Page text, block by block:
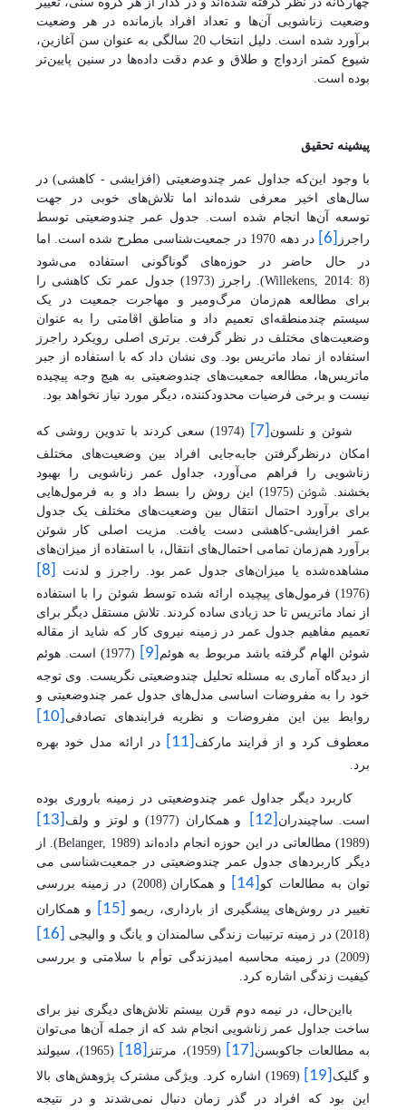
وضعیت زناشویی آن‌ها و تعداد افراد بازمانده در هر وضعیت
برآورد شده‌ است. دلیل انتخاب 20 سالگی به عنوان سن آغازین،
شیوع کمتر ازدواج و طلاق و عدم دقت داده‌ها در سنین پایین‌تر
بوده است.
پیشینه تحقیق
با وجود این‌که جداول عمر چندوضعیتی (افزایشی - کاهشی) در
سال‌های اخیر معرفی شده‌اند اما تلاش‌های خوبی در جهت
توسعه آن‌ها انجام شده است. جدول عمر چندوضعیتی توسط
راجرز
[6] در دهه 1970 در جمعیت
شناسی مطرح شده است. اما
در حال حاضر در حوزه‌های گوناگونی استفاده می‌شود
(
Willekens, 2014: 8
). راجرز
(1973) جدول عمر تک کاهشی را
برای مطالعه هم‌زمان مرگ‌و‌میر و مهاجرت جمعیت در یک
سیستم چند‌منطقه‌ای تعمیم داد و مناطق اقامتی را به عنوان
وضعیت‌های مختلف در نظر گرفت. برتری اصلی رویکرد راجرز
استفاده از نماد ماتریس بود. وی نشان داد که با استفاده از جبر
ماتریس‌ها، مطالعه جمعیت‌های چندوضعیتی به هیچ‌ وجه پیچیده
نیست و برخی فرضیات محدود‌کننده، دیگر مورد نیاز نخواهد بود.
شوئن و نلسون [7]
(1974) سعی کردند با تدوین روشی که
امکان درنظر‌گرفتن جابه‌جایی افراد بین وضعیت‌های مختلف
زناشویی را فراهم می‌آورد، جداول عمر زناشویی را بهبود
بخشند. شوئن
(1975) این روش را بسط داد و به فرمول‌هایی
برای برآورد احتمال انتقال بین وضعیت‌های مختلف یک جدول
عمر افزایشی-کاهشی دست یافت. مزیت اصلی کار
شوئن
برآورد هم‌زمان تمامی احتمال‌های انتقال، با استفاده از میزان‌های
مشاهده‌شده یا میزان‌های جدول عمر بود. راجرز و لدنت
[8]
(1976) فرمول‌های پیچیده ارائه شده توسط شوئن را با استفاده
از نماد ماتریس تا حد زیادی ساده کردند. تلاش مستقل دیگر برای
تعمیم مفاهیم جدول عمر در زمینه نیروی کار که شاید از مقاله
شوئن الهام گرفته باشد مربوط به هوئم [9]
(1977) است. هوئم
از دیدگاه آماری به مسئله تحلیل چندوضعیتی نگریست. وی توجه
خود را به مفروضات اساسی مدل‌های جدول عمر چندوضعیتی و
روابط بین این مفروضات و نظریه فرایندهای تصادفی [10]
معطوف کرد و از فرایند مارکف [11]
در ارائه مدل خود بهره
برد.
کاربرد دیگر جداول عمر چندوضعیتی در زمینه باروری بوده
است. ساچیندران [12] و همکاران (1977) و لوتز و ولف [13]
(1989) مطالعاتی در این حوزه انجام داده‌اند ( Belanger, 1989). از
دیگر کاربرد‌های جدول عمر چندوضعیتی در جمعیت‌شناسی می
توان به مطالعات کو [14] و همکاران
(2008) در زمینه بررسی
تغییر در روش‌های پیشگیری از بارداری، ریمو
[15]
و همکاران
(2018) در زمینه ترتیبات زندگی سالمندان و یانگ و والیجی
[16]
(2009) در زمینه محاسبه امید‌‌زندگی توأم با سلامتی و بررسی
کیفیت زندگی اشاره کرد.
بااین‌حال، در نیمه دوم قرن بیستم تلاش‌های دیگری نیز برای
ساخت جداول عمر زناشویی انجام شد که از جمله آن‌ها می‌توان
به مطالعات جاکوبسن [17] (1959)، مرتنز [18]
(1965)، سیولند
و گلیک [19]
(1969) اشاره کرد. ویژگی مشترک پژوهش‌های بالا
این بود که افراد در گذر زمان دنبال نمی‌شدند و در نتیجه